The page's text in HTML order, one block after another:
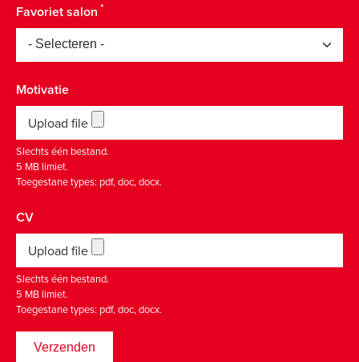
Favoriet salon
Motivatie
Upload file
Slechts één bestand.
5 MB limiet.
Toegestane types: pdf, doc, docx.
CV
Upload file
Slechts één bestand.
5 MB limiet.
Toegestane types: pdf, doc, docx.